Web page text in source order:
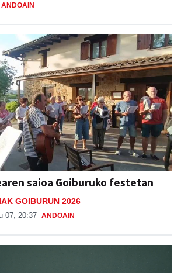
ANDOAIN
saioa Goiburuko festetan
GOIBURUN 2026
07, 20:37 ANDOAIN